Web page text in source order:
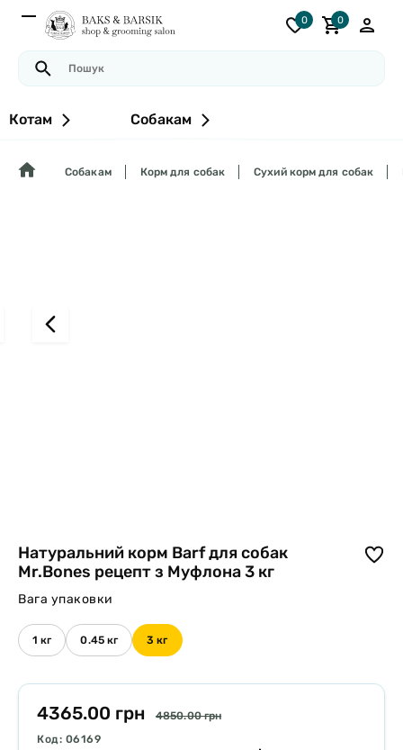
0 0
Котам Собакам
Собакам Корм для собак Сухий корм для собак
Натуральний корм Barf для собак
Mr.Bones рецепт з Муфлона 3 кг
Вага упаковки
1 кг 0.45 кг 3 кг
4365.00 грн
4850.00 грн
Код: 06169